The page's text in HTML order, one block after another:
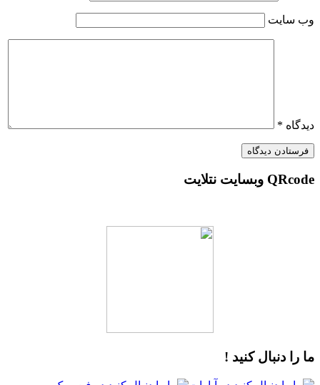
وب‌ سایت
دیدگاه *
QRcode وبسایت نتلایت
ما را دنبال کنید !